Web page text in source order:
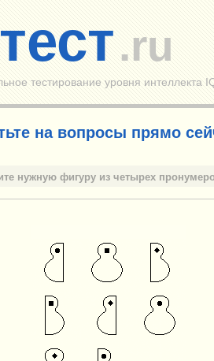
.ru
тестирование уровня интеллекта
на вопросы прямо
нужную фигуру из четырех